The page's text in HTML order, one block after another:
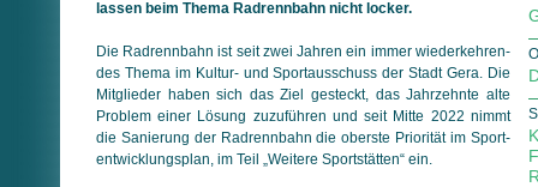
lassen beim Thema Radrennbahn nicht locker.
Die Radrennbahn ist seit zwei Jahren ein immer wieder­keh­ren­
des Thema im Kultur- und Sportausschuss der Stadt Gera. Die
Mitglieder haben sich das Ziel gesteckt, das Jahrzehnte alte
Problem einer Lösung zuzuführen und seit Mitte 2022 nimmt
die Sanierung der Radrennbahn die oberste Priorität im Sport­
ent­wick­lungs­plan, im Teil „Weitere Sportstätten“ ein.